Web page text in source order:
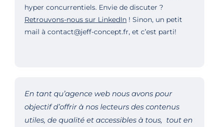
hyper concurrentiels. Envie de discuter ?
Retrouvons-nous sur LinkedIn! Sinon, un petit
mail à contact@jeff-concept.fr, et c’est parti!
En tant qu’agence web nous avons pour
objectif d’offrir à nos lecteurs des contenus
utiles, de qualité et accessibles à tous, tout en